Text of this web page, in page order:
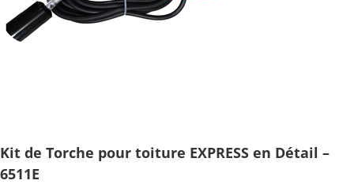
Kit de Torche pour toiture EXPRESS en Détail –
6511E